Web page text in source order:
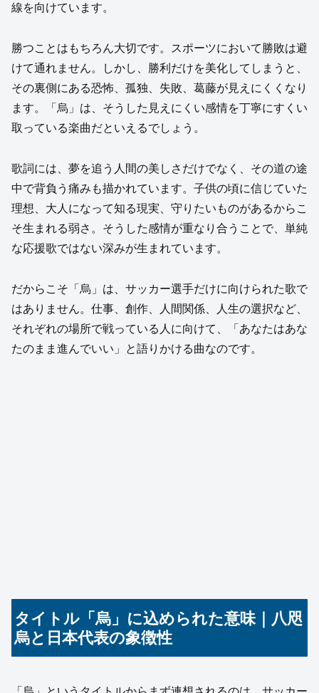
線を向けています。
勝つことはもちろん大切です。スポーツにおいて勝敗は避
けて通れません。しかし、勝利だけを美化してしまうと、
その裏側にある恐怖、孤独、失敗、葛藤が見えにくくなり
ます。「烏」は、そうした見えにくい感情を丁寧にすくい
取っている楽曲だといえるでしょう。
歌詞には、夢を追う人間の美しさだけでなく、その道の途
中で背負う痛みも描かれています。子供の頃に信じていた
理想、大人になって知る現実、守りたいものがあるからこ
そ生まれる弱さ。そうした感情が重なり合うことで、単純
な応援歌ではない深みが生まれています。
だからこそ「烏」は、サッカー選手だけに向けられた歌で
はありません。仕事、創作、人間関係、人生の選択など、
それぞれの場所で戦っている人に向けて、「あなたはあな
たのまま進んでいい」と語りかける曲なのです。
タイトル「烏」に込められた意味｜八咫
烏と日本代表の象徴性